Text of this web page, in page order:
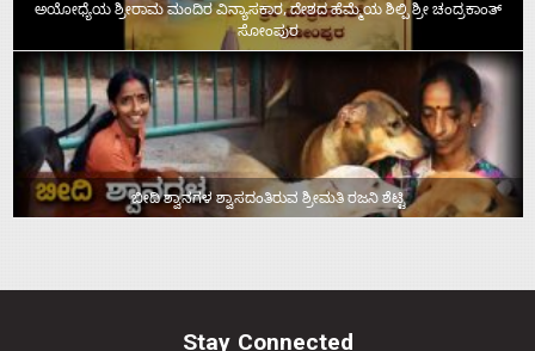
ಅಯೋಧ್ಯೆಯ ಶ್ರೀರಾಮ ಮಂದಿರ ವಿನ್ಯಾಸಕಾರ, ದೇಶದ ಹೆಮ್ಮೆಯ ಶಿಲ್ಪಿ ಶ್ರೀ ಚಂದ್ರಕಾಂತ್‌
ಸೋಂಪುರ
ಬೀದಿ ಶ್ವಾನಗಳ ಶ್ವಾಸದಂತಿರುವ ಶ್ರೀಮತಿ ರಜನಿ ಶೆಟ್ಟಿ